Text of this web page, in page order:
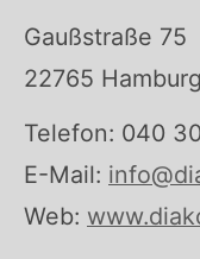
Gaußstraße 75
22765 Hamburg
Telefon: 040
E-Mail:
Web: